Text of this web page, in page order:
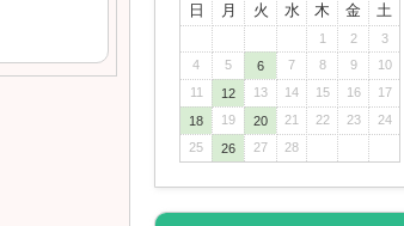
日 月 火 水 木 金 土
1 2
3
4
5 6 7 8 9
10
11
12 13 14 15 16
17
18
19 20 21 22 23
24
25
26 27 28